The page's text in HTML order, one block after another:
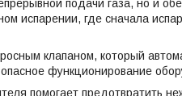
подачи газа, но и
испарении, где сначала
клапаном, который
функционирование
помогает предотвратить